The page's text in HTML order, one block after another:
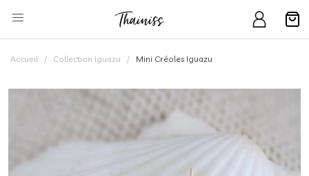
Accueil Collection Iguazu Mini Créoles Iguazu